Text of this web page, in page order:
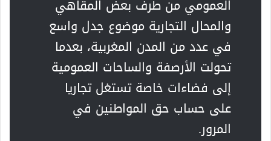
العمومي من طرف بعض المقاهي
والمحال التجارية موضوع جدل واسع
في عدد من المدن المغربية، بعدما
تحولت الأرصفة والساحات العمومية
إلى فضاءات خاصة تستغل تجاريا
على حساب حق المواطنين في
المرور.